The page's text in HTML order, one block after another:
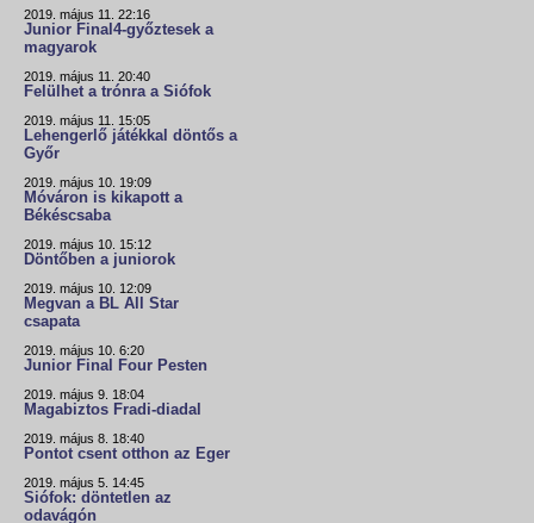
2019. május 11. 22:16
Junior Final4-győztesek a
magyarok
2019. május 11. 20:40
Felülhet a trónra a Siófok
2019. május 11. 15:05
Lehengerlő játékkal döntős a
Győr
2019. május 10. 19:09
Móváron is kikapott a
Békéscsaba
2019. május 10. 15:12
Döntőben a juniorok
2019. május 10. 12:09
Megvan a BL All Star
csapata
2019. május 10. 6:20
Junior Final Four Pesten
2019. május 9. 18:04
Magabiztos Fradi-diadal
2019. május 8. 18:40
Pontot csent otthon az Eger
2019. május 5. 14:45
Siófok: döntetlen az
odavágón